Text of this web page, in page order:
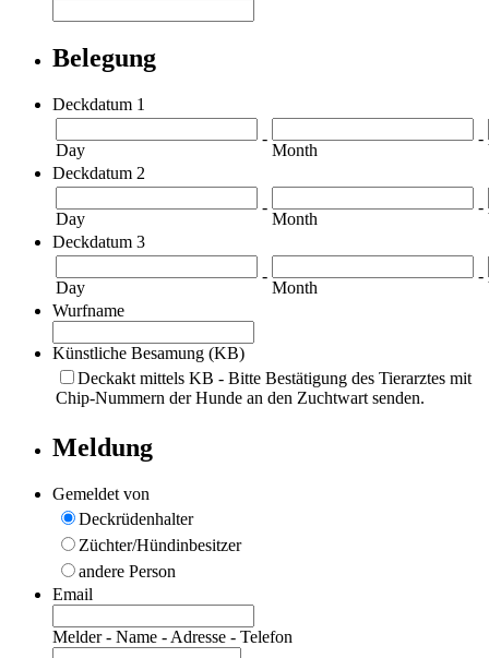
Belegung
Deckdatum 1
Day
-
Month
-
Deckdatum 2
Day
-
Month
-
Deckdatum 3
Day
-
Month
-
Wurfname
Künstliche Besamung (KB)
Deckakt mittels KB - Bitte Bestätigung des Tierarztes mit
Chip-Nummern der Hunde an den Zuchtwart senden.
Meldung
Gemeldet von
Deckrüdenhalter
Züchter/Hündinbesitzer
andere Person
Email
Melder - Name - Adresse - Telefon